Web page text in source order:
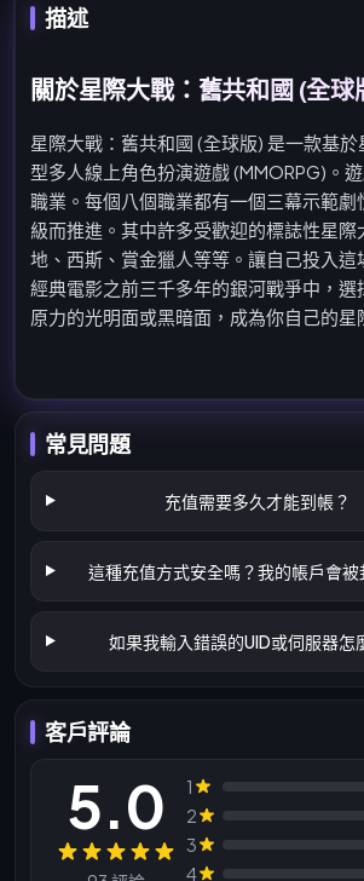
描述
關於星際大戰：舊共和國 (全球
星際大戰：舊共和國 (全球版) 是一款基
型多人線上角色扮演遊戲 (MMORPG)。
職業。每個八個職業都有一個三幕示範劇
級而推進。其中許多受歡迎的標誌性星際
地、西斯、賞金獵人等等。讓自己投入這
經典電影之前三千多年的銀河戰爭中，選
原力的光明面或黑暗面，成為你自己的星
常見問題
充值需要多久才能到帳？
這種充值方式安全嗎？我的帳戶會被
如果我輸入錯誤的UID或伺服器怎
客戶評論
評論
5.0 1
2
3
4